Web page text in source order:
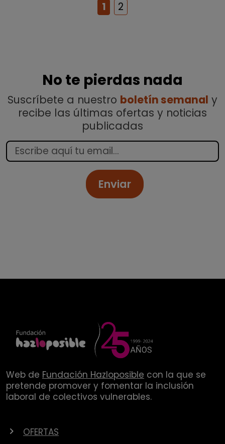
1 2
No te pierdas nada
Suscríbete a nuestro boletín semanal y
recibe las últimas ofertas y noticias
publicadas
Enviar
Web de Fundación Hazloposible con la que se
pretende promover y fomentar la inclusión
laboral de colectivos vulnerables.
OFERTAS